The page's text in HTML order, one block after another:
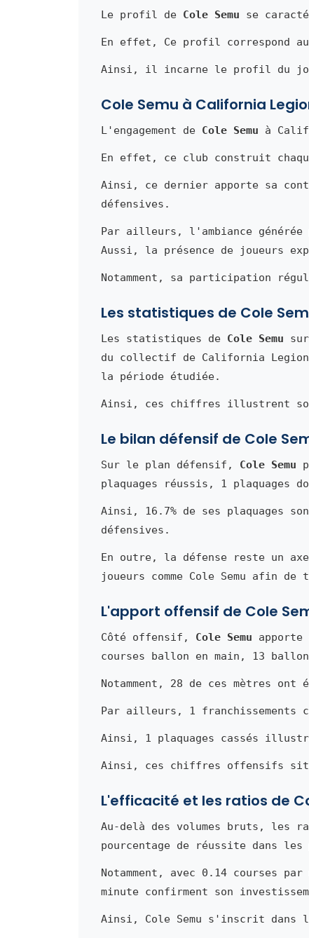
Le profil de Cole Semu se
En effet, Ce profil correspond
Ainsi, il incarne le profil du
Cole Semu à California
L'engagement de Cole Semu à
En effet, ce club construit
Ainsi, ce dernier apporte sa
défensives.
Par ailleurs, l'ambiance
Aussi, la présence de joueurs
Notamment, sa participation
Les statistiques de Cole
Les statistiques de Cole Semu
du collectif de California
la période étudiée.
Ainsi, ces chiffres illustrent son
Le bilan défensif de Cole
Sur le plan défensif, Cole Semu
plaquages réussis, 1 plaquages
Ainsi, 16.7% de ses plaquages
défensives.
En outre, la défense reste un
joueurs comme Cole Semu afin
L'apport offensif de Cole
Côté offensif, Cole Semu
courses ballon en main, 13
Notamment, 28 de ces mètres
Par ailleurs, 1 franchissements
Ainsi, 1 plaquages cassés
Ainsi, ces chiffres offensifs
L'efficacité et les ratios de
Au-delà des volumes bruts, les
pourcentage de réussite dans
Notamment, avec 0.14 courses
minute confirment son
Ainsi, Cole Semu s'inscrit dans